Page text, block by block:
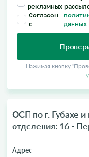
рекламных
Согласен
с
данных
Нажимая кнопку
ОСП по г. Губахе и
отделения: 16 -
Адрес